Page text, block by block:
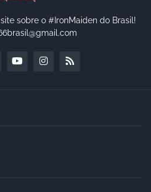
sobre o #IronMaiden do Brasil!